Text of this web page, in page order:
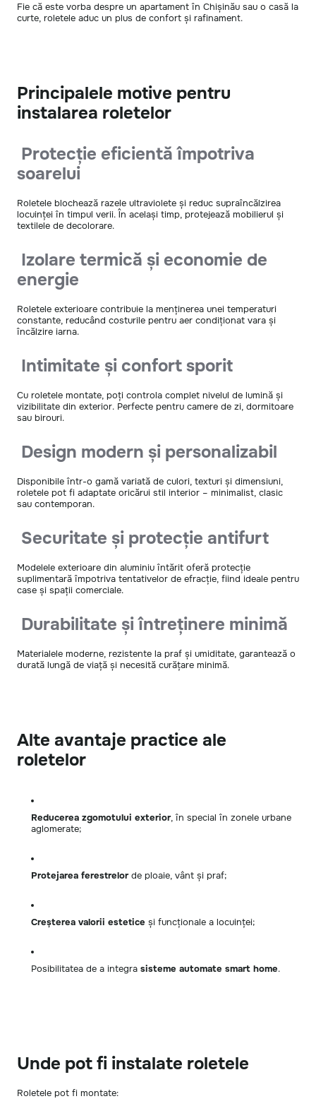
Fie că este vorba despre un apartament în Chișinău sau o casă la
curte, roletele aduc un plus de confort și rafinament.
Principalele motive pentru
instalarea roletelor
Protecție eficientă împotriva
soarelui
Roletele blochează razele ultraviolete și reduc supraîncălzirea
locuinței în timpul verii. În același timp, protejează mobilierul și
textilele de decolorare.
Izolare termică și economie de
energie
Roletele exterioare contribuie la menținerea unei temperaturi
constante, reducând costurile pentru aer condiționat vara și
încălzire iarna.
Intimitate și confort sporit
Cu roletele montate, poți controla complet nivelul de lumină și
vizibilitate din exterior. Perfecte pentru camere de zi, dormitoare
sau birouri.
Design modern și personalizabil
Disponibile într-o gamă variată de culori, texturi și dimensiuni,
roletele pot fi adaptate oricărui stil interior – minimalist, clasic
sau contemporan.
Securitate și protecție antifurt
Modelele exterioare din aluminiu întărit oferă protecție
suplimentară împotriva tentativelor de efracție, fiind ideale pentru
case și spații comerciale.
Durabilitate și întreținere minimă
Materialele moderne, rezistente la praf și umiditate, garantează o
durată lungă de viață și necesită curățare minimă.
Alte avantaje practice ale
roletelor
Reducerea zgomotului exterior, în special în zonele urbane
aglomerate;
Protejarea ferestrelorde ploaie, vânt și praf;
Creșterea valorii estetice și funcționale a locuinței;
Posibilitatea de a integra sisteme automate smart home.
Unde pot fi instalate roletele
Roletele pot fi montate: